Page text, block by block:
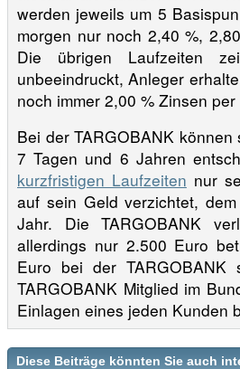
werden jeweils um 5
morgen nur noch 2,40 %,
Die übrigen Laufzeiten
unbeeindruckt, Anleger
noch immer 2,00 % Zinsen
Bei der TARGOBANK
7 Tagen und 6 Jahren
kurzfristigen Laufzeiten nur
auf sein Geld verzichtet,
Jahr. Die TARGOBANK
allerdings nur 2.500 Euro
Euro bei der
TARGOBANK Mitglied im
Einlagen eines jeden Kunden
Diese Beiträge könnten Sie auch